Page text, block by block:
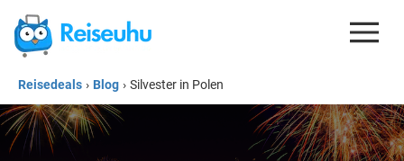
REISEDEALS
Reisedeals › Blog › Silvester in Polen